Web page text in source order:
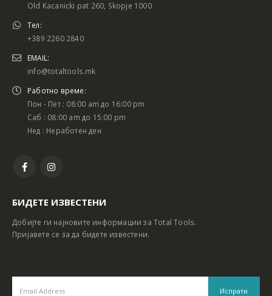
Old Kacanicki pat 260, Skopje 1000
Тел:
+389 2260 2840
EMAIL:
info@totaltools.mk
Работно време:
Пон - Пет : 08:00 am до 16:00 pm
Саб : 08:00 am до 15:00 pm
Нед : Неработен ден
БИДЕТЕ ИЗВЕСТЕНИ
Добијте ги најновите информации за Total Tools.
Пријавете се за да бидете известени.